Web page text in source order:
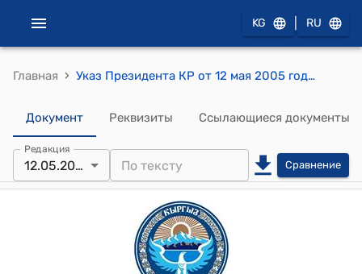
KG RU
Главная › Указ Президента КР от 12 мая 2005 года УП № 173 "О Базарбекове З.К."
Документ Реквизиты Ссылающиеся документы
Редакция
12.05.2005 Сравнение